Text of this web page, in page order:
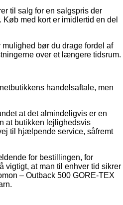
til salg for en salgspris der
med kort er imidlertid en del
bør du drage fordel af
over et længere tidsrum.
handelsaftale, men
at det almindeligvis er en
at butikken lejlighedsvis
til hjælpende service, såfremt
for bestillingen, for
vigtigt, at man til enhver tid sikrer
– Outback 500 GORE-TEX